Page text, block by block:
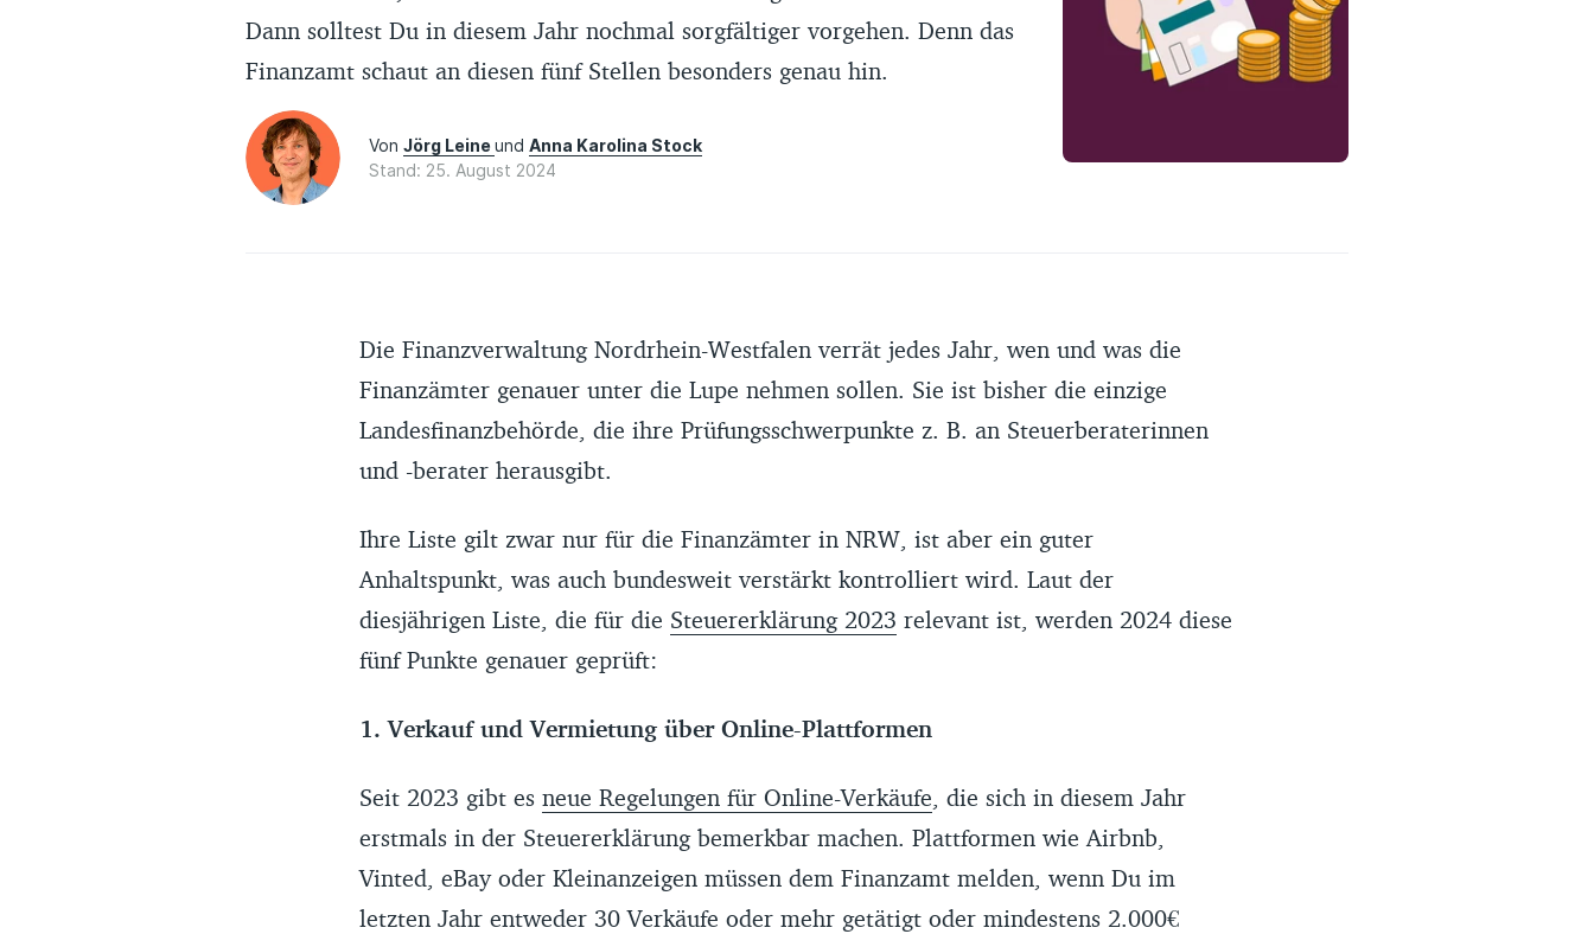
Erfahrungsportal
Academy
Dann solltest Du in diesem Jahr nochmal sorgfältiger vorgehen. Denn das
Finanzamt schaut an diesen fünf Stellen besonders genau hin.
VonJörg LeineundAnna Karolina Stock
Stand: 25. August 2024
Die Finanzverwaltung Nordrhein-Westfalen verrät jedes Jahr, wen und was die
Finanzämter genauer unter die Lupe nehmen sollen. Sie ist bisher die einzige
Landesfinanzbehörde, die ihre Prüfungsschwerpunkte z. B. an Steuerberaterinnen
und -berater herausgibt.
Ihre Liste gilt zwar nur für die Finanzämter in NRW, ist aber ein guter
Anhaltspunkt, was auch bundesweit verstärkt kontrolliert wird. Laut der
diesjährigen Liste, die für die Steuererklärung 2023 relevant ist, werden 2024 diese
fünf Punkte genauer geprüft:
1. Verkauf und Vermietung über Online-Plattformen
Seit 2023 gibt es neue Regelungen für Online-Verkäufe, die sich in diesem Jahr
erstmals in der Steuererklärung bemerkbar machen. Plattformen wie Airbnb,
Vinted, eBay oder Kleinanzeigen müssen dem Finanzamt melden, wenn Du im
letzten Jahr entweder 30 Verkäufe oder mehr getätigt oder mindestens 2.000€